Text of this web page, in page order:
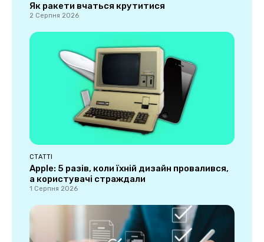
Як ракети вчаться крутитися
2 Серпня 2026
СТАТТІ
Apple: 5 разів, коли їхній дизайн провалився,
а користувачі страждали
1 Серпня 2026